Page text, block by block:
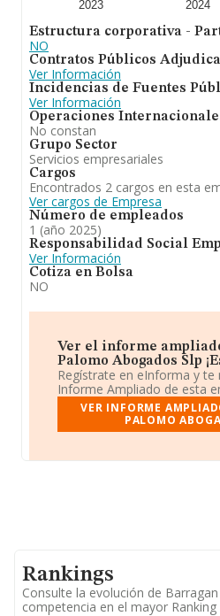
que el promedio de la
la empresa en estudio superior
Teniendo en cuenta la
base de datos INFORMA
ventas en 2025 han alcanzado
euros. Finalmente, para
en 2025, la antigüedad desde la
años. Los empleados de media
A modo de conclusión,
SLPse emplea en la actividad
profesionales de la abogacia.
(Actividades jurídicas), la
respecto al 2024. Se ha
ranking nacional (de todas las
territorio) frente al 2024.
2023 2024
Estructura corporativa -
NO
Contratos Públicos
Ver Información
Incidencias de Fuentes
Ver Información
Operaciones
No constan
Grupo Sector
Servicios empresariales
Cargos
Encontrados 2 cargos en esta
Ver cargos de Empresa
Número de empleados
1 (año 2025)
Responsabilidad Social
Ver Información
Cotiza en Bolsa
NO
Ver el informe
Palomo Abogados Slp
Regístrate en eInforma y te
Informe Ampliado de esta
VER INFORME
PALOMO
Rankings
Consulte la evolución de
competencia en el mayor